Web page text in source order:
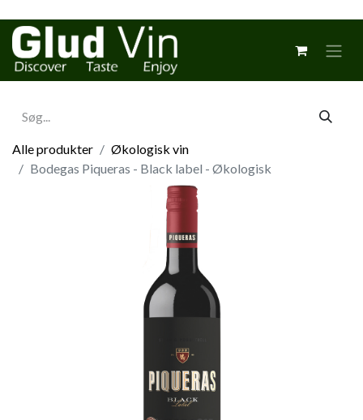
Alle produkter
Økologisk vin
Bodegas Piqueras - Black label - Økologisk